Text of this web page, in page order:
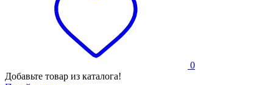
0
Добавьте товар из каталога!